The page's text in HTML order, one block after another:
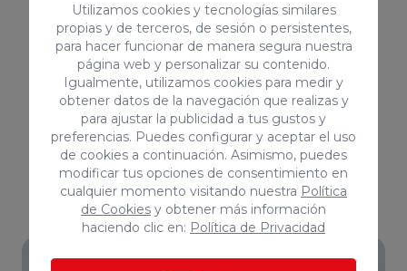
en una zona con todos los servicios cerca,
supermercados, transporte y comercios~~A tan
solo 650 metros de la Puntilla (Playa de Las
Canteras).~~Se requiere solvencia, precio de
alquiler 800€/mes, fianza 1.000€~No se admiten
mascotas~~Una vivienda práctica y bien
distribuida, lista para entrar a vivir.~~Los datos
expuestos son meramente orientativos y se
encuentran sujetos a errores u omisiones
involuntarias.~~
Utilizamos cookies y tecnologías similares
propias y de terceros, de sesión o persistentes,
para hacer funcionar de manera segura nuestra
página web y personalizar su contenido.
Igualmente, utilizamos cookies para medir y
obtener datos de la navegación que realizas y
para ajustar la publicidad a tus gustos y
preferencias. Puedes configurar y aceptar el uso
de cookies a continuación. Asimismo, puedes
modificar tus opciones de consentimiento en
cualquier momento visitando nuestra Política
de Cookies y obtener más información
haciendo clic en: Política de Privacidad